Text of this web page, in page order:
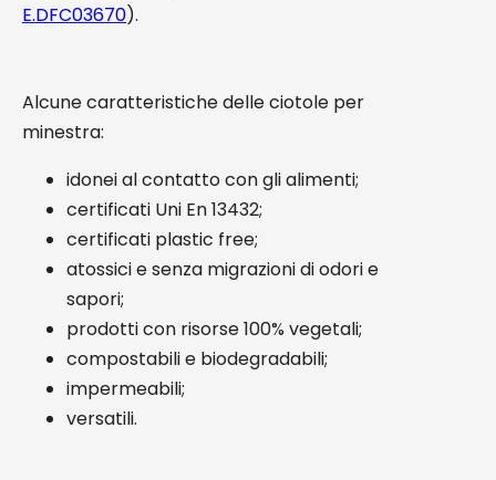
E.DFC03670).
Alcune caratteristiche delle ciotole per
minestra:
idonei al contatto con gli alimenti;
certificati Uni En 13432;
certificati plastic free;
atossici e senza migrazioni di odori e
sapori;
prodotti con risorse 100% vegetali;
compostabili e biodegradabili;
impermeabili;
versatili.